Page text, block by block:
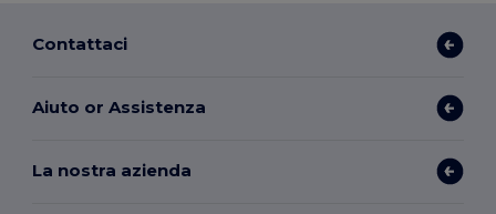
Contattaci
Aiuto or Assistenza
La nostra azienda